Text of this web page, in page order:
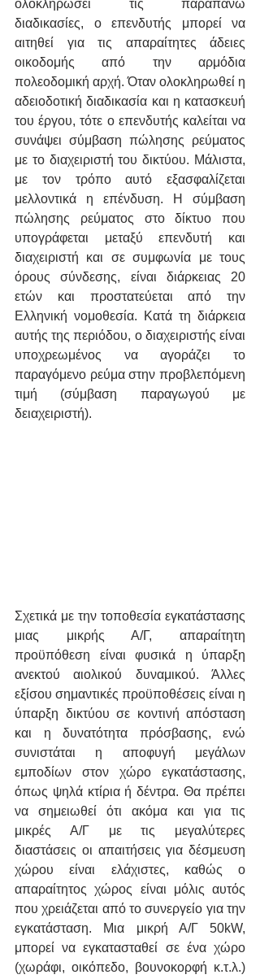
ολοκληρώσει τις παραπάνω
διαδικασίες, ο επενδυτής μπορεί να
αιτηθεί για τις απαραίτητες άδειες
οικοδομής από την αρμόδια
πολεοδομική αρχή. Όταν ολοκληρωθεί η
αδειοδοτική διαδικασία και η κατασκευή
του έργου, τότε ο επενδυτής καλείται να
συνάψει σύμβαση πώλησης ρεύματος
με το διαχειριστή του δικτύου. Μάλιστα,
με τον τρόπο αυτό εξασφαλίζεται
μελλοντικά η επένδυση. Η σύμβαση
πώλησης ρεύματος στο δίκτυο που
υπογράφεται μεταξύ επενδυτή και
διαχειριστή και σε συμφωνία με τους
όρους σύνδεσης, είναι διάρκειας 20
ετών και προστατεύεται από την
Ελληνική νομοθεσία. Κατά τη διάρκεια
αυτής της περιόδου, ο διαχειριστής είναι
υποχρεωμένος να αγοράζει το
παραγόμενο ρεύμα στην προβλεπόμενη
τιμή (σύμβαση παραγωγού με
δειαχειριστή).
Σχετικά με την τοποθεσία εγκατάστασης
μιας μικρής Α/Γ, απαραίτητη
προϋπόθεση είναι φυσικά η ύπαρξη
ανεκτού αιολικού δυναμικού. Άλλες
εξίσου σημαντικές προϋποθέσεις είναι η
ύπαρξη δικτύου σε κοντινή απόσταση
και η δυνατότητα πρόσβασης, ενώ
συνιστάται η αποφυγή μεγάλων
εμποδίων στον χώρο εγκατάστασης,
όπως ψηλά κτίρια ή δέντρα. Θα πρέπει
να σημειωθεί ότι ακόμα και για τις
μικρές Α/Γ με τις μεγαλύτερες
διαστάσεις οι απαιτήσεις για δέσμευση
χώρου είναι ελάχιστες, καθώς ο
απαραίτητος χώρος είναι μόλις αυτός
που χρειάζεται από το συνεργείο για την
εγκατάσταση. Μια μικρή Α/Γ 50kW,
μπορεί να εγκατασταθεί σε ένα χώρο
(χωράφι, οικόπεδο, βουνοκορφή κ.τ.λ.)